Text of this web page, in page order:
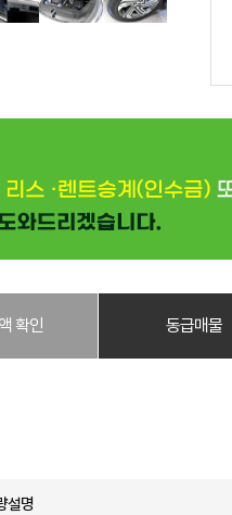
확인 동급매물
설명